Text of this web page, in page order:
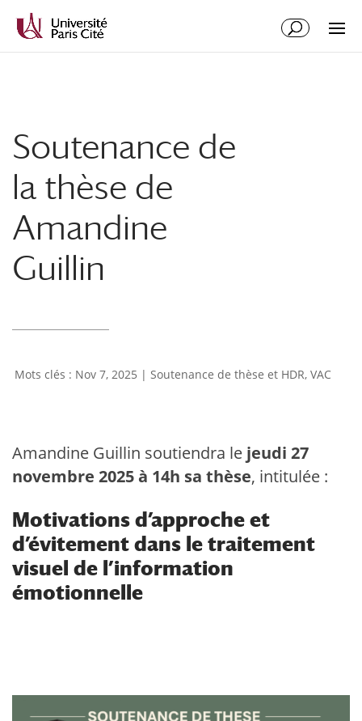
contenu
Soutenance de
la thèse de
Amandine
Guillin
Nov 7, 2025 | Soutenance de thèse et HDR, VAC
Amandine Guillin soutiendra le jeudi 27
novembre 2025 à 14h sa thèse, intitulée :
Motivations d’approche et
d’évitement dans le traitement
visuel de l’information
émotionnelle